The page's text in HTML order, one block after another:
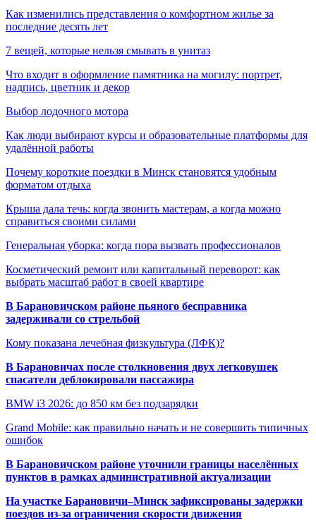
Как изменились представления о комфортном жилье за
последние десять лет
7 вещей, которые нельзя смывать в унитаз
Что входит в оформление памятника на могилу: портрет,
надпись, цветник и декор
Выбор лодочного мотора
Как люди выбирают курсы и образовательные платформы для
удалённой работы
Почему короткие поездки в Минск становятся удобным
форматом отдыха
Крыша дала течь: когда звонить мастерам, а когда можно
справиться своими силами
Генеральная уборка: когда пора вызвать профессионалов
Косметический ремонт или капитальный переворот: как
выбрать масштаб работ в своей квартире
В Барановичском районе пьяного бесправника
задерживали со стрельбой
Кому показана лечебная физкультура (ЛФК)?
В Барановичах после столкновения двух легковушек
спасатели деблокировали пассажира
BMW i3 2026: до 850 км без подзарядки
Grand Mobile: как правильно начать и не совершить типичных
ошибок
В Барановичском районе уточнили границы населённых
пунктов в рамках административной актуализации
На участке Барановичи–Минск зафиксированы задержки
поездов из-за ограничения скорости движения